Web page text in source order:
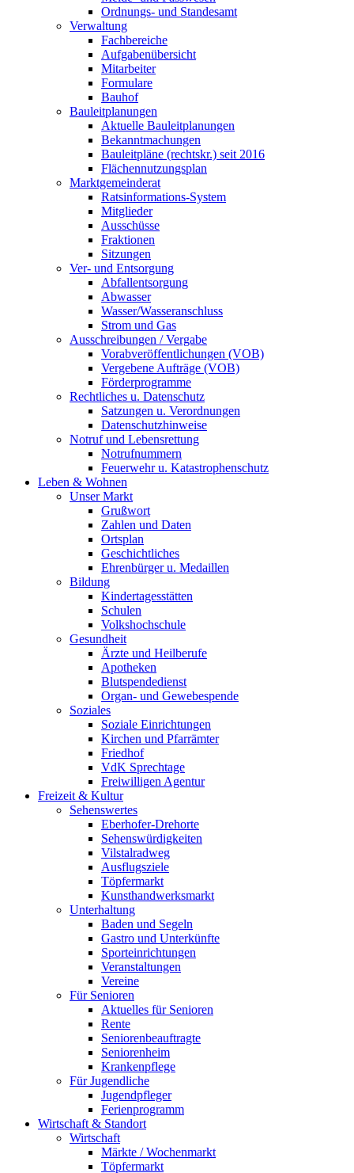
Ordnungs- und Standesamt
Verwaltung
Fachbereiche
Aufgabenübersicht
Mitarbeiter
Formulare
Bauhof
Bauleitplanungen
Aktuelle Bauleitplanungen
Bekanntmachungen
Bauleitpläne (rechtskr.) seit 2016
Flächennutzungsplan
Marktgemeinderat
Ratsinformations-System
Mitglieder
Ausschüsse
Fraktionen
Sitzungen
Ver- und Entsorgung
Abfallentsorgung
Abwasser
Wasser/Wasseranschluss
Strom und Gas
Ausschreibungen / Vergabe
Vorabveröffentlichungen (VOB)
Vergebene Aufträge (VOB)
Förderprogramme
Rechtliches u. Datenschutz
Satzungen u. Verordnungen
Datenschutzhinweise
Notruf und Lebensrettung
Notrufnummern
Feuerwehr u. Katastrophenschutz
Leben & Wohnen
Unser Markt
Grußwort
Zahlen und Daten
Ortsplan
Geschichtliches
Ehrenbürger u. Medaillen
Bildung
Kindertagesstätten
Schulen
Volkshochschule
Gesundheit
Ärzte und Heilberufe
Apotheken
Blutspendedienst
Organ- und Gewebespende
Soziales
Soziale Einrichtungen
Kirchen und Pfarrämter
Friedhof
VdK Sprechtage
Freiwilligen Agentur
Freizeit & Kultur
Sehenswertes
Eberhofer-Drehorte
Sehenswürdigkeiten
Vilstalradweg
Ausflugsziele
Töpfermarkt
Kunsthandwerksmarkt
Unterhaltung
Baden und Segeln
Gastro und Unterkünfte
Sporteinrichtungen
Veranstaltungen
Vereine
Für Senioren
Aktuelles für Senioren
Rente
Seniorenbeauftragte
Seniorenheim
Krankenpflege
Für Jugendliche
Jugendpfleger
Ferienprogramm
Wirtschaft & Standort
Wirtschaft
Märkte / Wochenmarkt
Töpfermarkt